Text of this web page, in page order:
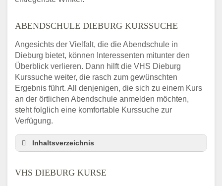
ABENDSCHULE DIEBURG KURSSUCHE
Angesichts der Vielfalt, die die Abendschule in
Dieburg bietet, können Interessenten mitunter den
Überblick verlieren. Dann hilft die VHS Dieburg
Kurssuche weiter, die rasch zum gewünschten
Ergebnis führt. All denjenigen, die sich zu einem Kurs
an der örtlichen Abendschule anmelden möchten,
steht folglich eine komfortable Kurssuche zur
Verfügung.
Inhaltsverzeichnis
3 Tipps
VHS DIEBURG KURSE